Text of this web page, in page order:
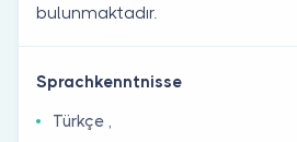
bulunmaktadır.
Sprachkenntnisse
Türkçe ,